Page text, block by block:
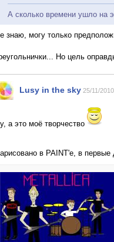
А сколько времени ушло на
знаю, могу только
Но цель
Lusy in the sky 25/11/2010
а это моё творчество
в PAINT'е, в